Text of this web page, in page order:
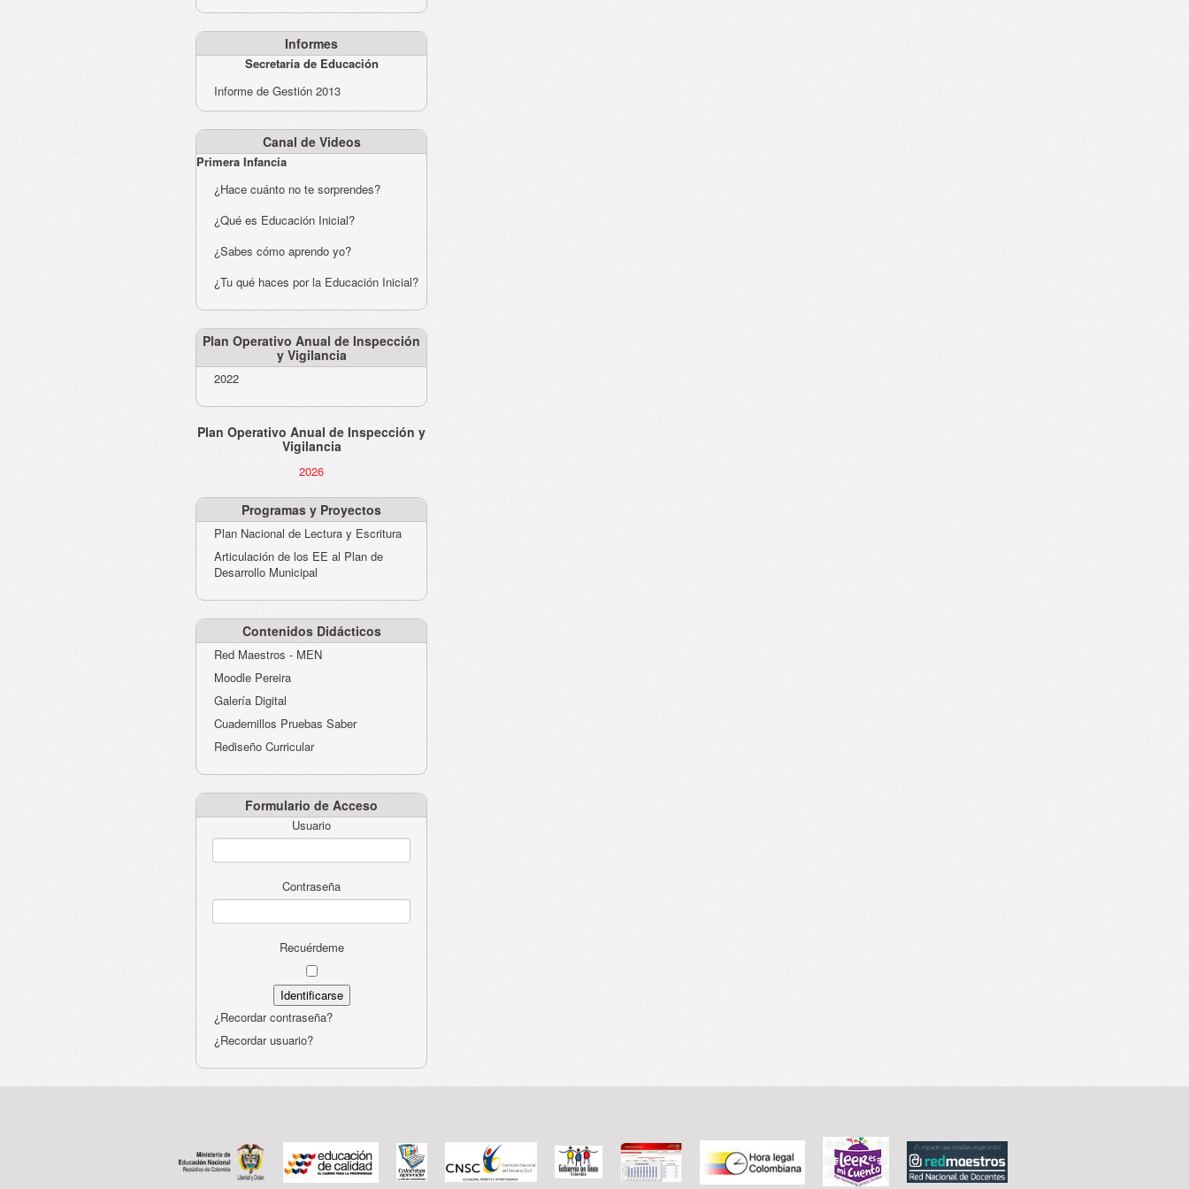
Informes
Secretaría de Educación
Informe de Gestión 2013
Canal de Videos
Primera Infancia
¿Hace cuánto no te sorprendes?
¿Qué es Educación Inicial?
¿Sabes cómo aprendo yo?
¿Tu qué haces por la Educación Inicial?
Plan Operativo Anual de Inspección
y Vigilancia
2022
Plan Operativo Anual de Inspección y
Vigilancia
2026
Programas y Proyectos
Plan Nacional de Lectura y Escritura
Articulación de los EE al Plan de
Desarrollo Municipal
Contenidos Didácticos
Red Maestros - MEN
Moodle Pereira
Galería Digital
Cuadernillos Pruebas Saber
Rediseño Curricular
Formulario de Acceso
Usuario
Contraseña
Recuérdeme
¿Recordar contraseña?
¿Recordar usuario?